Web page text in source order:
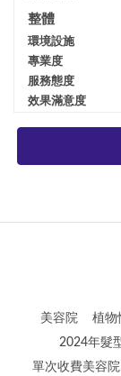
整體
環境設施
專業度
服務態度
效果滿意度
美容院 植物
2024年髮
單次收費美容院